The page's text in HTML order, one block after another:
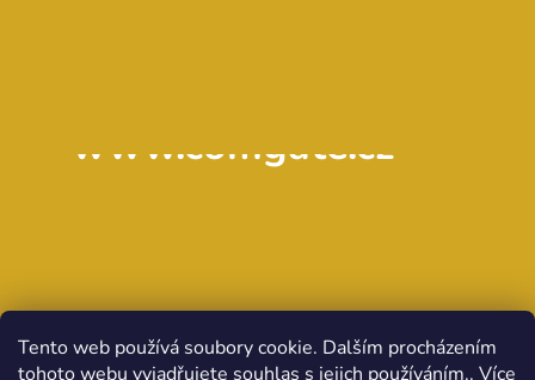
Tento web používá soubory cookie. Dalším procházením
tohoto webu vyjadřujete souhlas s jejich používáním.. Více
www.comgate.cz